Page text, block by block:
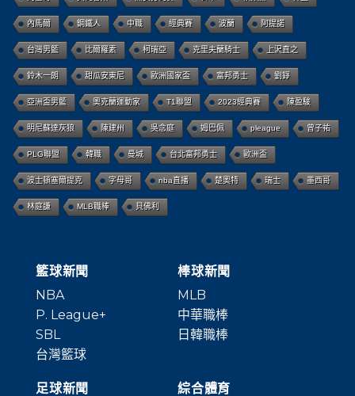
約基奇 貝比魯斯 無安打比賽 日本 軟銀鷹 林立
內馬爾 鋼鐵人 中職 經典賽 波蘭 阿提諾
台灣男籃 比爾羅素 柯瑞亞 克里夫蘭騎士 上沢直之
鈴木一朗 甜瓜安東尼 歐洲國家盃 富邦勇士 劉錚
亞洲盃男籃 奧克蘭運動家 T1聯盟 2023經典賽 陳盈駿
明尼蘇達灰狼 陳建州 吳念庭 姆巴佩 pleague 曾子祐
PLG聯盟 韓職 曼城 台北富邦勇士 歐洲盃
波士頓塞爾提克 字母哥 nba直播 楚奧特 瑞士 墨西哥
林庭謙 MLB職棒 貝佛利
籃球新聞
NBA
P. League+
SBL
台灣籃球
棒球新聞
MLB
中華職棒
日韓職棒